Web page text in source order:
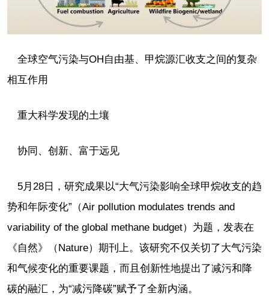
全球空气污染与OH自由基、甲烷源汇收支之间的复杂
相互作用
重大科学发现的土壤
协同、创新、富于远见
5月28日，研究成果以“大气污染影响全球甲烷收支的趋
势和年际变化”（Air pollution modulates trends and
variability of the global methane budget）为题，发表在
《自然》（Nature）期刊上。该研究不仅关切了大气污染
和气候变化的重要课题，而且创新性地提出了减污和降
碳的融汇，为“减污降碳”赋予了全新内涵。